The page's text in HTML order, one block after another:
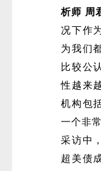
析师 周
况下作
为我们
比较公
性越来
机构包
一个非
采访中
超美债